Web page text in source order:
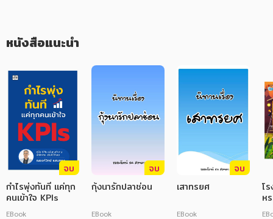
การเรียน การศึกษา
เทคโนโลยี การสื่อสาร วิทยาศาสตร์
ภาษาศาสตร์
หนังสือเด็ก
การพัฒนาตนเอง
ความรู้ทั่วไป
การ์ตูนความรู้ การ์ตูน
การ์ตูนมังงะ (Manga)
หนังสือแนะนำ
จบ
กำไรพุ่งทันที แค่ทุก
คนเข้าใจ KPIs
EBook
จบ
กุ้งนารักปลาช่อน
EBook
จบ
เสาทรยศ
EBook
โ
ห